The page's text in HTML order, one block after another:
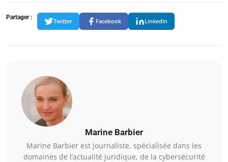
Partager :
Twitter Facebook LinkedIn
Marine Barbier
Marine Barbier est journaliste, spécialisée dans les
domaines de l’actualité juridique, de la cybersécurité